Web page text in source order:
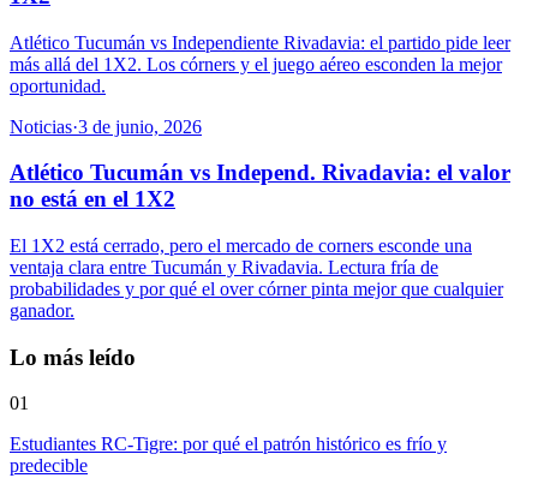
Atlético Tucumán vs Independiente Rivadavia: el partido pide leer
más allá del 1X2. Los córners y el juego aéreo esconden la mejor
oportunidad.
Noticias·3 de junio, 2026
Atlético Tucumán vs Independ. Rivadavia: el valor
no está en el 1X2
El 1X2 está cerrado, pero el mercado de corners esconde una
ventaja clara entre Tucumán y Rivadavia. Lectura fría de
probabilidades y por qué el over córner pinta mejor que cualquier
ganador.
Lo más leído
01
Estudiantes RC-Tigre: por qué el patrón histórico es frío y
predecible